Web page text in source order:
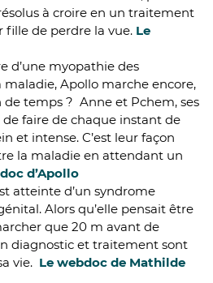
à croire en un traitement
de perdre la vue. Le
d’une myopathie des
maladie, Apollo marche encore,
temps ? Anne et Pchem, ses
faire de chaque instant de
et intense. C’est leur façon
la maladie en attendant un
d’Apollo
atteinte d’un syndrome
Alors qu’elle pensait être
que 20 m avant de
diagnostic et traitement sont
vie. Le webdoc de Mathilde